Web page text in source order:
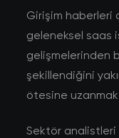
Girişim haberleri
geleneksel saas
gelişmelerinden
şekillendiğini
ötesine
Sektör analistleri